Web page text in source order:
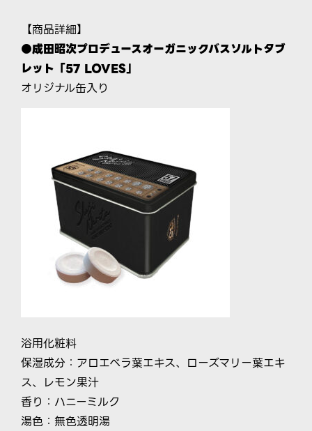
【商品詳細】
●成田昭次プロデュースオーガニックバスソルトタブ
レット「57 LOVES」
オリジナル缶入り
浴用化粧料
保湿成分：アロエベラ葉エキス、ローズマリー葉エキ
ス、レモン果汁
香り：ハニーミルク
湯色：無色透明湯